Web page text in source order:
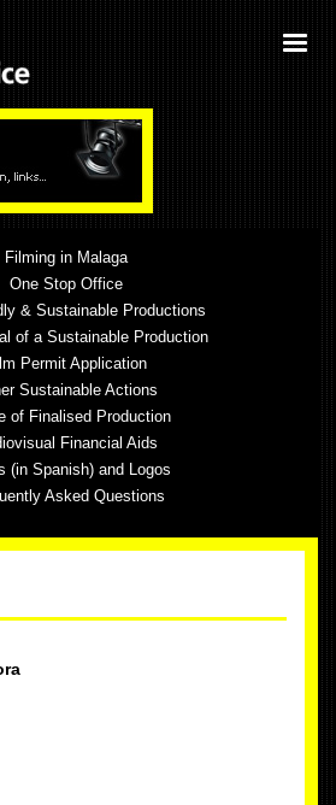
Filming in Malaga
One Stop Office
& Sustainable Productions
of a Sustainable Production
Permit Application
Sustainable Actions
of Finalised Production
Financial Aids
(in Spanish) and Logos
Asked Questions